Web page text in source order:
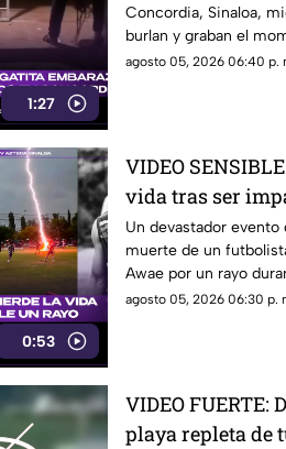
1:27
Concordia, Sinaloa,
burlan y graban el
agosto 05, 2026 06:40 p.
0:53
VIDEO
vida tras ser
pleno partido
Un devastador
muerte de un
Awae por un rayo
agosto 05, 2026 06:30 p.
VIDEO FUERTE:
playa repleta de